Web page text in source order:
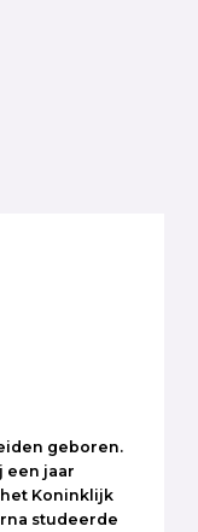
geboren.
een jaar
Koninklijk
studeerde